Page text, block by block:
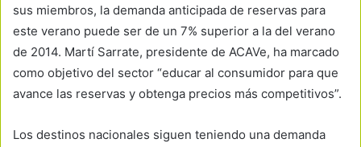
sus miembros, la demanda anticipada de reservas para
este verano puede ser de un 7% superior a la del verano
de 2014. Martí Sarrate, presidente de ACAVe, ha marcado
como objetivo del sector “educar al consumidor para que
avance las reservas y obtenga precios más competitivos”.
Los destinos nacionales siguen teniendo una demanda